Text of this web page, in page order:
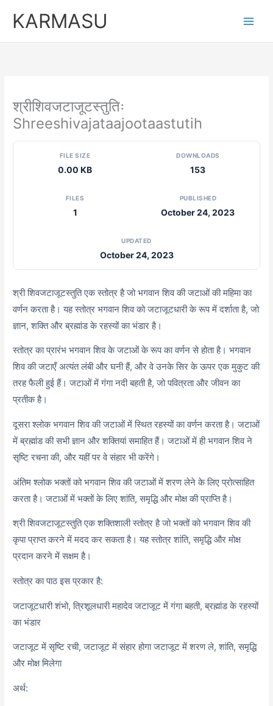
KARMASU
श्रीशिवजटाजूटस्तुतिः
Shreeshivajataajootaastutih
FILE SIZE
0.00 KB
DOWNLOADS
153
FILES
1
PUBLISHED
October 24, 2023
UPDATED
October 24, 2023
श्री शिवजटाजूटस्तुति एक स्तोत्र है जो भगवान शिव की जटाओं की महिमा का
वर्णन करता है। यह स्तोत्र भगवान शिव को जटाजूटधारी के रूप में दर्शाता है, जो
ज्ञान, शक्ति और ब्रह्मांड के रहस्यों का भंडार है।
स्तोत्र का प्रारंभ भगवान शिव के जटाओं के रूप का वर्णन से होता है। भगवान
शिव की जटाएँ अत्यंत लंबी और घनी हैं, और वे उनके सिर के ऊपर एक मुकुट की
तरह फैली हुई हैं। जटाओं में गंगा नदी बहती है, जो पवित्रता और जीवन का
प्रतीक है।
दूसरा श्लोक भगवान शिव की जटाओं में स्थित रहस्यों का वर्णन करता है। जटाओं
में ब्रह्मांड की सभी ज्ञान और शक्तियां समाहित हैं। जटाओं में ही भगवान शिव ने
सृष्टि रचना की, और यहीं पर वे संहार भी करेंगे।
अंतिम श्लोक भक्तों को भगवान शिव की जटाओं में शरण लेने के लिए प्रोत्साहित
करता है। जटाओं में भक्तों के लिए शांति, समृद्धि और मोक्ष की प्राप्ति है।
श्री शिवजटाजूटस्तुति एक शक्तिशाली स्तोत्र है जो भक्तों को भगवान शिव की
कृपा प्राप्त करने में मदद कर सकता है। यह स्तोत्र शांति, समृद्धि और मोक्ष
प्रदान करने में सक्षम है।
स्तोत्र का पाठ इस प्रकार है:
जटाजूटधारी शंभो, त्रिशूलधारी महादेव जटाजूट में गंगा बहती, ब्रह्मांड के रहस्यों
का भंडार
जटाजूट में सृष्टि रची, जटाजूट में संहार होगा जटाजूट में शरण ले, शांति, समृद्धि
और मोक्ष मिलेगा
अर्थ: